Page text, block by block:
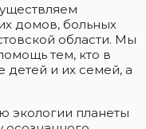
домов, больных
области. Мы
тем, кто в
детей и их семей, а
экологии планеты